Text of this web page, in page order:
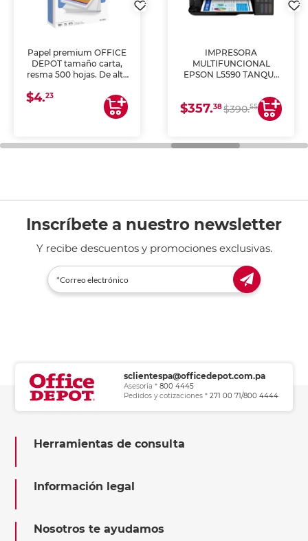
Papel premium OFFICE
DEPOT tamaño carta,
resma 500 hojas. De alta
uniforme, ideal para
impresoras de inyección
de tinta y láser,
general de oficina.
$4.23
IMPRESORA
MULTIFUNCIONAL
EPSON L5590 TANQUE
COPIA Y ESCANEA)
$357.38$390.55
Inscríbete a nuestro newsletter
Y recibe descuentos y promociones exclusivas.
sclientespa@officedepot.com.pa
Asesoría * 800 4445
Pedidos y cotizaciones * 271 00 71/800 4444
Herramientas de consulta
Información legal
Nosotros te ayudamos